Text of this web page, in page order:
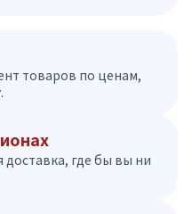
товаров по ценам,
доставка, где бы вы ни